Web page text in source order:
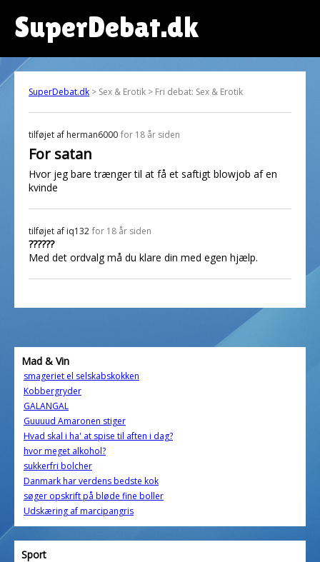
SuperDebat.dk
SuperDebat.dk > Sex & Erotik > Fri debat: Sex & Erotik
tilføjet af herman6000 for 18 år siden
For satan
Hvor jeg bare trænger til at få et saftigt blowjob af en
kvinde
tilføjet af iq132 for 18 år siden
??????
Med det ordvalg må du klare din med egen hjælp.
Mad & Vin
smageriet el selskabskokken
Kobbergryder
GALANGAL
Guuuud Amaronen stiger
Hvad skal i ha' at spise til aften i dag?
hvor meget alkohol?
sukkerfri bolcher
Danmark har verdens bedste kok
søger opskrift på bløde fine boller
Udskæring af marcipangris
Sport